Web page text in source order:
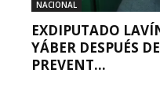
NACIONAL
EXDIPUTADO
YÁBER DESPUÉS
PREVENT...